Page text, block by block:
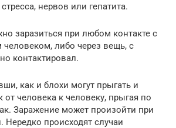
нервов или гепатита.
заразиться при любом контакте с
либо через вещь, с
контактировал.
как и блохи могут прыгать и
от человека к человеку, прыгая по
Заражение может произойти при
Нередко происходят случаи